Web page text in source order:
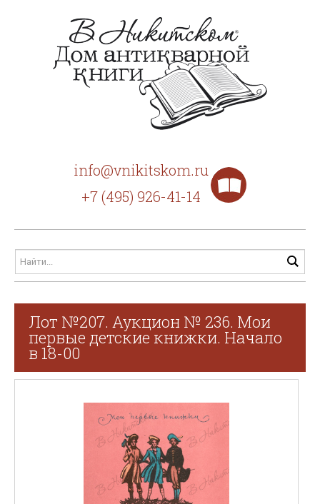
info@vnikitskom.ru
+7 (495) 926-41-14
Лот №207. Аукцион № 236. Мои
первые детские книжки. Начало
в 18-00